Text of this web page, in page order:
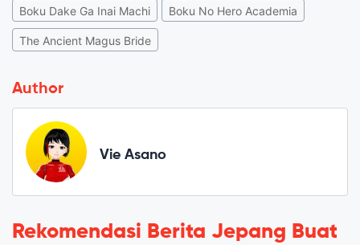
Boku Dake Ga Inai Machi Boku No Hero Academia
The Ancient Magus Bride
Author
Vie Asano
Rekomendasi Berita Jepang Buat